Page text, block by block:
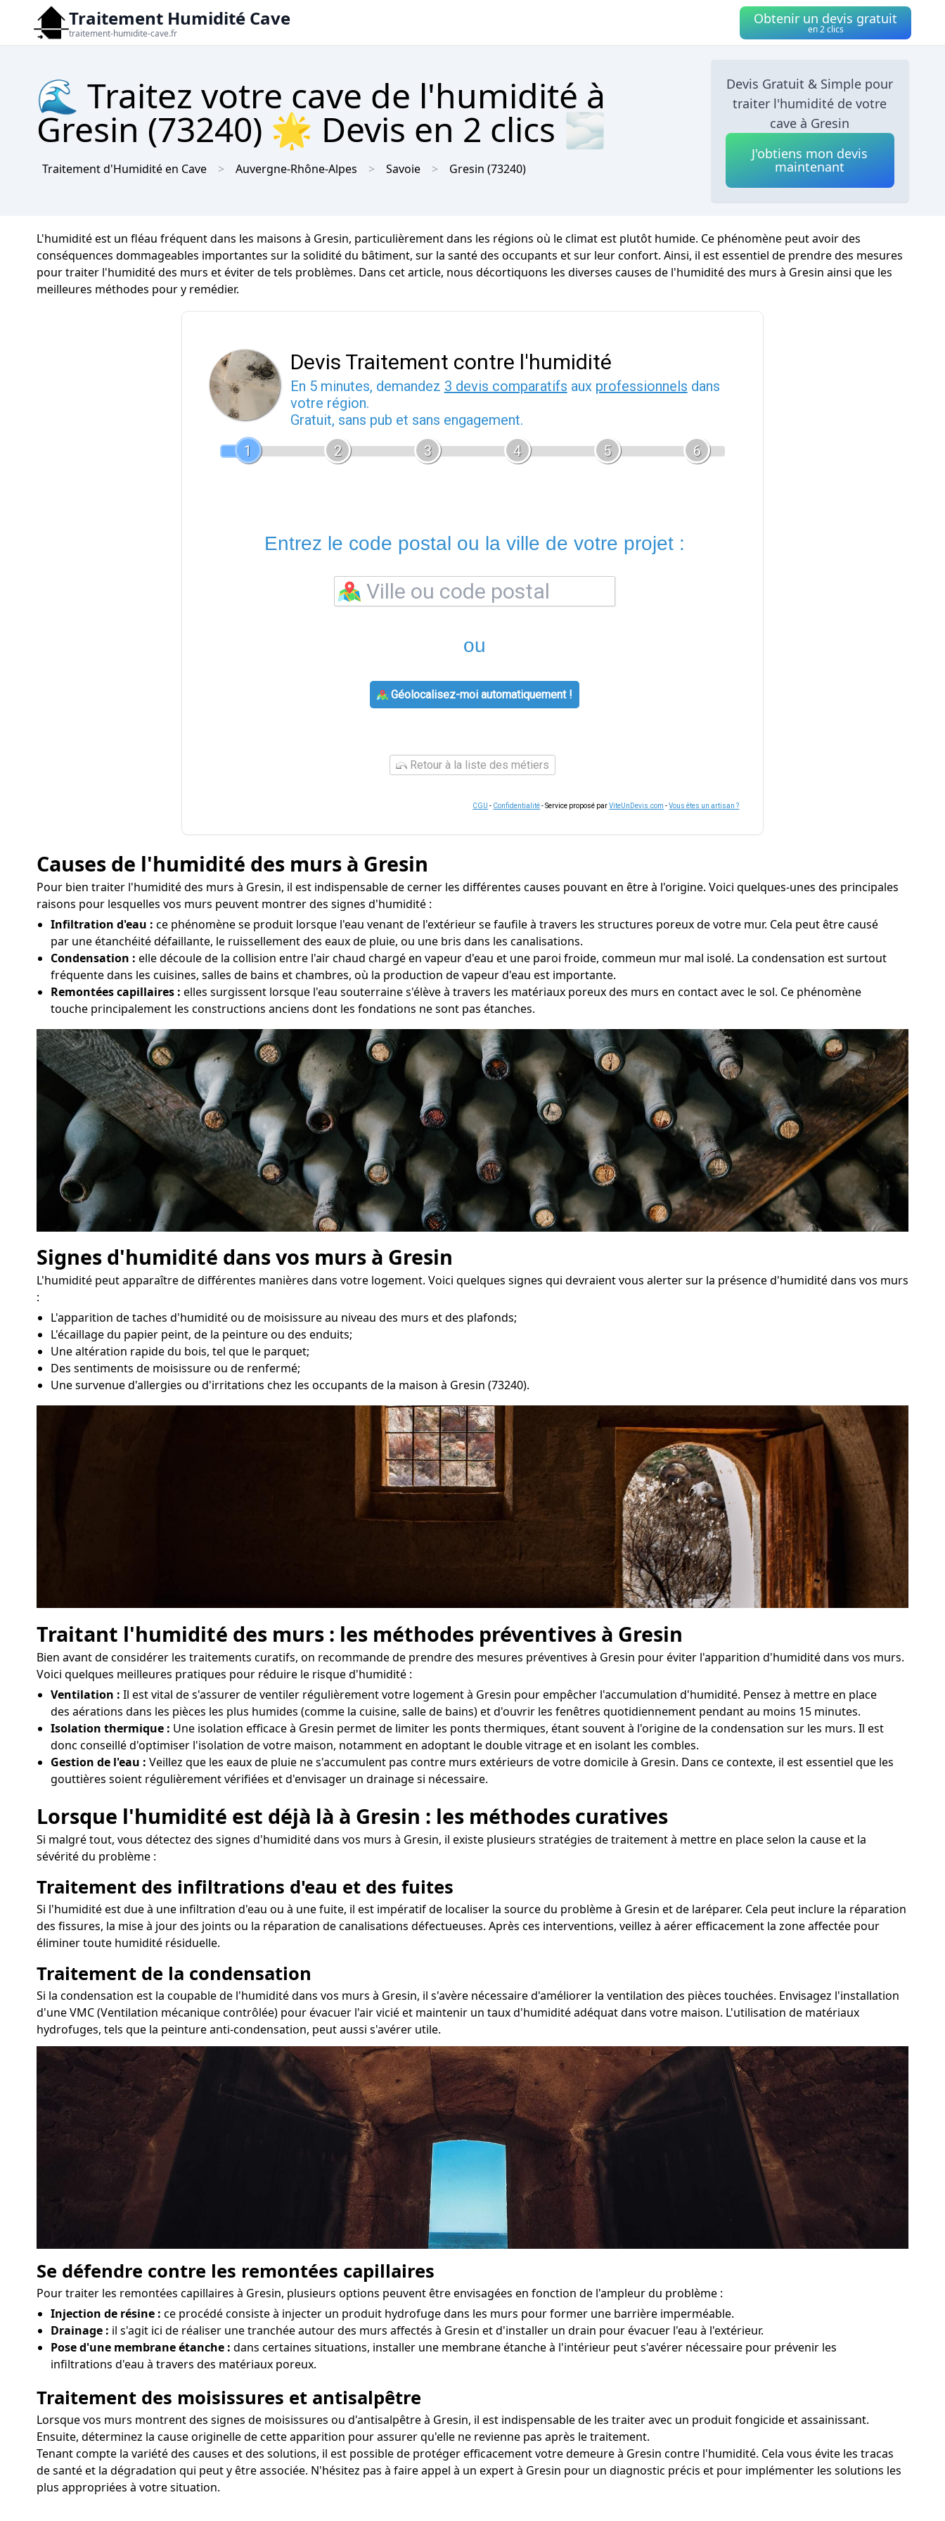
Traitement Humidité Cave
traitement-humidite-cave.fr
Obtenir un devis gratuit
en 2 clics
🌊 Traitez votre cave de l'humidité à
Gresin (73240) 🌟 Devis en 2 clics 🌫
Traitement d'Humidité en Cave Auvergne-Rhône-Alpes Savoie Gresin (73240)
Devis Gratuit & Simple pour
traiter l'humidité de votre
cave à Gresin
J'obtiens mon devis
maintenant
L'humidité est un fléau fréquent dans les maisons à Gresin, particulièrement dans les régions où le climat est plutôt humide. Ce phénomène peut avoir des
conséquences dommageables importantes sur la solidité du bâtiment, sur la santé des occupants et sur leur confort. Ainsi, il est essentiel de prendre des mesures
pour traiter l'humidité des murs et éviter de tels problèmes. Dans cet article, nous décortiquons les diverses causes de l'humidité des murs à Gresin ainsi que les
meilleures méthodes pour y remédier.
Devis Traitement contre l'humidité
En 5 minutes, demandez 3 devis comparatifs aux professionnels dans
votre région.
Gratuit, sans pub et sans engagement.
1
2 3 4 5 6
Entrez le code postal ou la ville de votre projet :
ou
Géolocalisez-moi automatiquement !
Retour à la liste des métiers
CGU - Confidentialité- Service proposé parViteUnDevis.com -Vous êtes un artisan ?
Causes de l'humidité des murs à Gresin
Pour bien traiter l'humidité des murs à Gresin, il est indispensable de cerner les différentes causes pouvant en être à l'origine. Voici quelques-unes des principales
raisons pour lesquelles vos murs peuvent montrer des signes d'humidité :
Infiltration d'eau : ce phénomène se produit lorsque l'eau venant de l'extérieur se faufile à travers les structures poreux de votre mur. Cela peut être causé
par une étanchéité défaillante, le ruissellement des eaux de pluie, ou une bris dans les canalisations.
Condensation : elle découle de la collision entre l'air chaud chargé en vapeur d'eau et une paroi froide, commeun mur mal isolé. La condensation est surtout
fréquente dans les cuisines, salles de bains et chambres, où la production de vapeur d'eau est importante.
Remontées capillaires : elles surgissent lorsque l'eau souterraine s'élève à travers les matériaux poreux des murs en contact avec le sol. Ce phénomène
touche principalement les constructions anciens dont les fondations ne sont pas étanches.
Signes d'humidité dans vos murs à Gresin
L'humidité peut apparaître de différentes manières dans votre logement. Voici quelques signes qui devraient vous alerter sur la présence d'humidité dans vos murs
:
L'apparition de taches d'humidité ou de moisissure au niveau des murs et des plafonds;
L'écaillage du papier peint, de la peinture ou des enduits;
Une altération rapide du bois, tel que le parquet;
Des sentiments de moisissure ou de renfermé;
Une survenue d'allergies ou d'irritations chez les occupants de la maison à Gresin (73240).
Traitant l'humidité des murs : les méthodes préventives à Gresin
Bien avant de considérer les traitements curatifs, on recommande de prendre des mesures préventives à Gresin pour éviter l'apparition d'humidité dans vos murs.
Voici quelques meilleures pratiques pour réduire le risque d'humidité :
Ventilation : Il est vital de s'assurer de ventiler régulièrement votre logement à Gresin pour empêcher l'accumulation d'humidité. Pensez à mettre en place
des aérations dans les pièces les plus humides (comme la cuisine, salle de bains) et d'ouvrir les fenêtres quotidiennement pendant au moins 15 minutes.
Isolation thermique : Une isolation efficace à Gresin permet de limiter les ponts thermiques, étant souvent à l'origine de la condensation sur les murs. Il est
donc conseillé d'optimiser l'isolation de votre maison, notamment en adoptant le double vitrage et en isolant les combles.
Gestion de l'eau : Veillez que les eaux de pluie ne s'accumulent pas contre murs extérieurs de votre domicile à Gresin. Dans ce contexte, il est essentiel que les
gouttières soient régulièrement vérifiées et d'envisager un drainage si nécessaire.
Lorsque l'humidité est déjà là à Gresin : les méthodes curatives
Si malgré tout, vous détectez des signes d'humidité dans vos murs à Gresin, il existe plusieurs stratégies de traitement à mettre en place selon la cause et la
sévérité du problème :
Traitement des infiltrations d'eau et des fuites
Si l'humidité est due à une infiltration d'eau ou à une fuite, il est impératif de localiser la source du problème à Gresin et de laréparer. Cela peut inclure la réparation
des fissures, la mise à jour des joints ou la réparation de canalisations défectueuses. Après ces interventions, veillez à aérer efficacement la zone affectée pour
éliminer toute humidité résiduelle.
Traitement de la condensation
Si la condensation est la coupable de l'humidité dans vos murs à Gresin, il s'avère nécessaire d'améliorer la ventilation des pièces touchées. Envisagez l'installation
d'une VMC (Ventilation mécanique contrôlée) pour évacuer l'air vicié et maintenir un taux d'humidité adéquat dans votre maison. L'utilisation de matériaux
hydrofuges, tels que la peinture anti-condensation, peut aussi s'avérer utile.
Se défendre contre les remontées capillaires
Pour traiter les remontées capillaires à Gresin, plusieurs options peuvent être envisagées en fonction de l'ampleur du problème :
Injection de résine : ce procédé consiste à injecter un produit hydrofuge dans les murs pour former une barrière imperméable.
Drainage : il s'agit ici de réaliser une tranchée autour des murs affectés à Gresin et d'installer un drain pour évacuer l'eau à l'extérieur.
Pose d'une membrane étanche : dans certaines situations, installer une membrane étanche à l'intérieur peut s'avérer nécessaire pour prévenir les
infiltrations d'eau à travers des matériaux poreux.
Traitement des moisissures et antisalpêtre
Lorsque vos murs montrent des signes de moisissures ou d'antisalpêtre à Gresin, il est indispensable de les traiter avec un produit fongicide et assainissant.
Ensuite, déterminez la cause originelle de cette apparition pour assurer qu'elle ne revienne pas après le traitement.
Tenant compte la variété des causes et des solutions, il est possible de protéger efficacement votre demeure à Gresin contre l'humidité. Cela vous évite les tracas
de santé et la dégradation qui peut y être associée. N'hésitez pas à faire appel à un expert à Gresin pour un diagnostic précis et pour implémenter les solutions les
plus appropriées à votre situation.